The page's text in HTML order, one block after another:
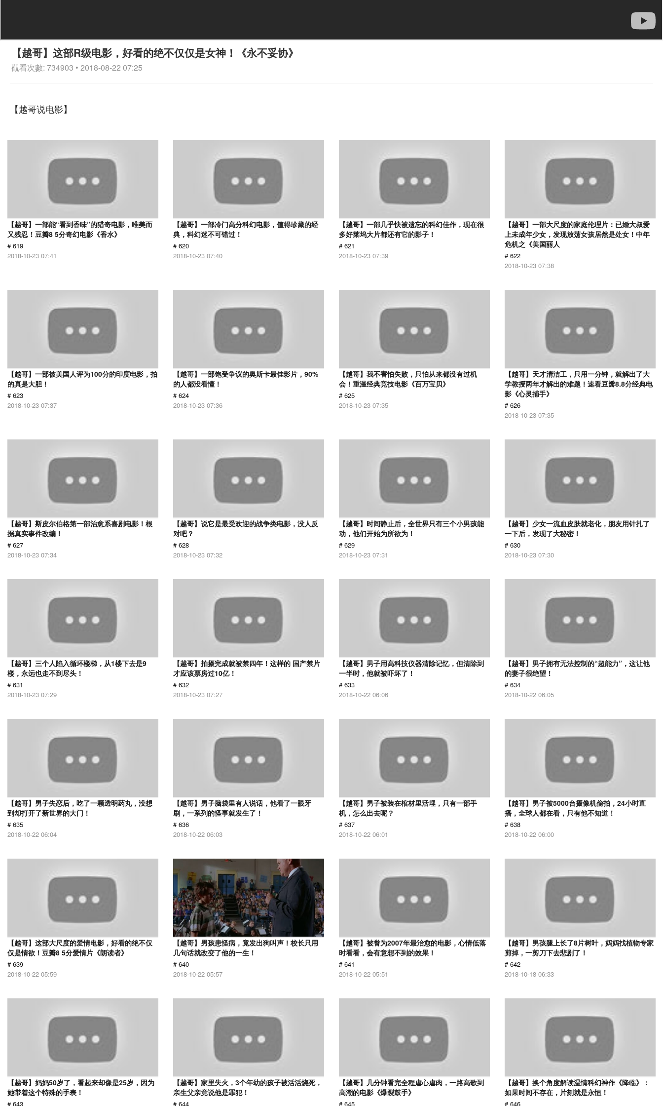
【越哥】这部R级电影，好看的绝不仅仅是女神！《永不妥协》
觀看次數: 734903 • 2018-08-22 07:25
【越哥说电影】
【越哥】一部能“看到香味”的猎奇电影，唯美而
又残忍！豆瓣8 5分奇幻电影《香水》
# 619
2018-10-23 07:41
【越哥】一部冷门高分科幻电影，值得珍藏的经
典，科幻迷不可错过！
# 620
2018-10-23 07:40
【越哥】一部几乎快被遗忘的科幻佳作，现在很
多好莱坞大片都还有它的影子！
# 621
2018-10-23 07:39
【越哥】一部大尺度的家庭伦理片：已婚大叔爱
上未成年少女，发现放荡女孩居然是处女！中年
危机之《美国丽人
# 622
2018-10-23 07:38
【越哥】一部被美国人评为100分的印度电影，拍
的真是大胆！
# 623
2018-10-23 07:37
【越哥】一部饱受争议的奥斯卡最佳影片，90%
的人都没看懂！
# 624
2018-10-23 07:36
【越哥】我不害怕失败，只怕从来都没有过机
会！重温经典竞技电影《百万宝贝》
# 625
2018-10-23 07:35
【越哥】天才清洁工，只用一分钟，就解出了大
学教授两年才解出的难题！速看豆瓣8.8分经典电
影《心灵捕手》
# 626
2018-10-23 07:35
【越哥】斯皮尔伯格第一部治愈系喜剧电影！根
据真实事件改编！
# 627
2018-10-23 07:34
【越哥】说它是最受欢迎的战争类电影，没人反
对吧？
# 628
2018-10-23 07:32
【越哥】时间静止后，全世界只有三个小男孩能
动，他们开始为所欲为！
# 629
2018-10-23 07:31
【越哥】少女一流血皮肤就老化，朋友用针扎了
一下后，发现了大秘密！
# 630
2018-10-23 07:30
【越哥】三个人陷入循环楼梯，从1楼下去是9
楼，永远也走不到尽头！
# 631
2018-10-23 07:29
【越哥】拍摄完成就被禁四年！这样的 国产禁片
才应该票房过10亿！
# 632
2018-10-23 07:27
【越哥】男子用高科技仪器清除记忆，但清除到
一半时，他就被吓坏了！
# 633
2018-10-22 06:06
【越哥】男子拥有无法控制的“超能力”，这让他
的妻子很绝望！
# 634
2018-10-22 06:05
【越哥】男子失恋后，吃了一颗透明药丸，没想
到却打开了新世界的大门！
# 635
2018-10-22 06:04
【越哥】男子脑袋里有人说话，他看了一眼牙
刷，一系列的怪事就发生了！
# 636
2018-10-22 06:03
【越哥】男子被装在棺材里活埋，只有一部手
机，怎么出去呢？
# 637
2018-10-22 06:01
【越哥】男子被5000台摄像机偷拍，24小时直
播，全球人都在看，只有他不知道！
# 638
2018-10-22 06:00
【越哥】这部大尺度的爱情电影，好看的绝不仅
仅是情欲！豆瓣8 5分爱情片《朗读者》
# 639
2018-10-22 05:59
【越哥】男孩患怪病，竟发出狗叫声！校长只用
几句话就改变了他的一生！
# 640
2018-10-22 05:57
【越哥】被誉为2007年最治愈的电影，心情低落
时看看，会有意想不到的效果！
# 641
2018-10-22 05:51
【越哥】男孩腿上长了8片树叶，妈妈找植物专家
剪掉，一剪刀下去悲剧了！
# 642
2018-10-18 06:33
【越哥】妈妈50岁了，看起来却像是25岁，因为
她带着这个特殊的手表！
# 643
【越哥】家里失火，3个年幼的孩子被活活烧死，
亲生父亲竟说他是罪犯！
# 644
【越哥】几分钟看完全程虐心虐肉，一路高歌到
高潮的电影《爆裂鼓手》
# 645
【越哥】换个角度解读温情科幻神作《降临》：
如果时间不存在，片刻就是永恒！
# 646